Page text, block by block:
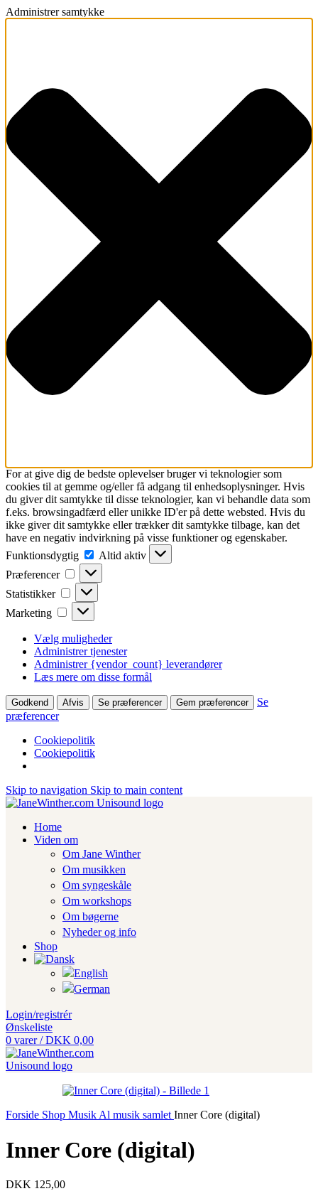
Administrer samtykke
For at give dig de bedste oplevelser bruger vi teknologier som
cookies til at gemme og/eller få adgang til enhedsoplysninger. Hvis
du giver dit samtykke til disse teknologier, kan vi behandle data som
f.eks. browsingadfærd eller unikke ID'er på dette websted. Hvis du
ikke giver dit samtykke eller trækker dit samtykke tilbage, kan det
have en negativ indvirkning på visse funktioner og egenskaber.
Funktionsdygtig
Funktionsdygtig
Altid aktiv
Præferencer
Præferencer
Statistikker Statistikker
Marketing Marketing
Vælg muligheder
Administrer tjenester
Administrer {vendor_count} leverandører
Læs mere om disse formål
Godkend Afvis Se præferencer Gem præferencer
Se
præferencer
Cookiepolitik
Cookiepolitik
Skip to navigation Skip to main content
Home
Viden om
Om Jane Winther
Om musikken
Om syngeskåle
Om workshops
Om bøgerne
Nyheder og info
Shop
Login/registrér
Ønskeliste
0 varer / DKK 0,00
Forside Shop Musik Al musik samlet Inner Core (digital)
Inner Core (digital)
DKK 125,00